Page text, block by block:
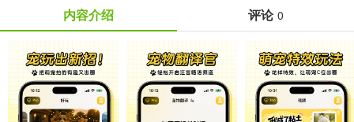
内容介绍 评论 0